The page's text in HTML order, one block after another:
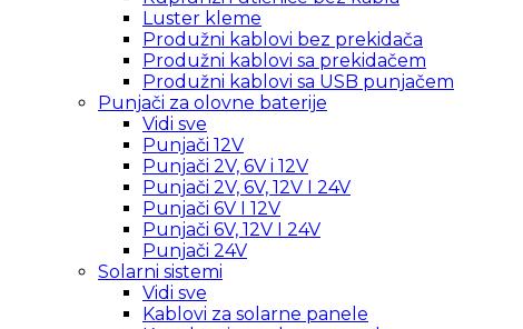
Luster kleme
Produžni kablovi bez prekidača
Produžni kablovi sa prekidačem
Produžni kablovi sa USB punjačem
Punjači za olovne baterije
Vidi sve
Punjači 12V
Punjači 2V, 6V i 12V
Punjači 2V, 6V, 12V I 24V
Punjači 6V I 12V
Punjači 6V, 12V I 24V
Punjači 24V
Solarni sistemi
Vidi sve
Kablovi za solarne panele